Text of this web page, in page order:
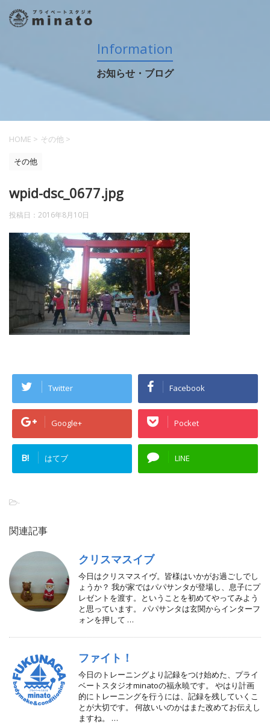
Information
お知らせ・ブログ
HOME > その他 >
その他
wpid-dsc_0677.jpg
投稿日： 2016年8月10日
Twitter Facebook
Google+ Pocket
B! はてブ LINE
-
関連記事
クリスマスイブ
今日はクリスマスイヴ。皆様はいかがお過ごしでし
ょうか？ 我が家ではパパサンタが登場し、息子にプ
レゼントを渡す。ということを初めてやってみよう
と思っています。 パパサンタは玄関からインターフ
ォンを押して …
ファイト！
今日のトレーニングより記録をつけ始めた、プライ
ベートスタジオminatoの福永暁です。 やはり計画
的にトレーニングを行うには、記録を残していくこ
とが大切です。 何故いいのかはまた改めてお伝えし
ますね。 …